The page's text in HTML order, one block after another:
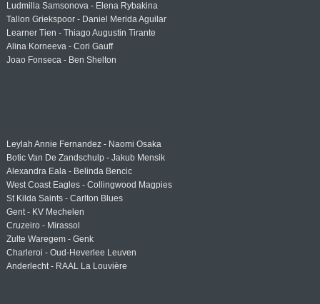
Ludmilla Samsonova - Elena Rybakina
Tallon Griekspoor - Daniel Merida Aguilar
Learner Tien - Thiago Augustin Tirante
Alina Korneeva - Cori Gauff
Joao Fonseca - Ben Shelton
Leylah Annie Fernandez - Naomi Osaka
Botic Van De Zandschulp - Jakub Mensik
Alexandra Eala - Belinda Bencic
West Coast Eagles - Collingwood Magpies
St Kilda Saints - Carlton Blues
Gent - KV Mechelen
Cruzeiro - Mirassol
Zulte Waregem - Genk
Charleroi - Oud-Heverlee Leuven
Anderlecht - RAAL La Louvière